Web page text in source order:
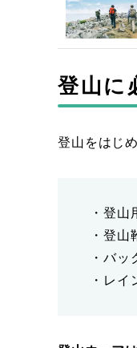
登山に
登山をはじ
・登山
・登山
・バッ
・レイ